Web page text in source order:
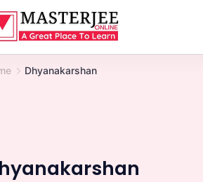
Dhyanakarshan